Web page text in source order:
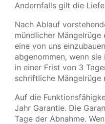
Andernfalls gilt die
Nach Ablauf
mündlicher
eine von uns
abgenommen, wenn
in einer Frist von 3
schriftliche Mängelrüge
Auf die
Jahr Garantie. Die
Tage der Abnahme.